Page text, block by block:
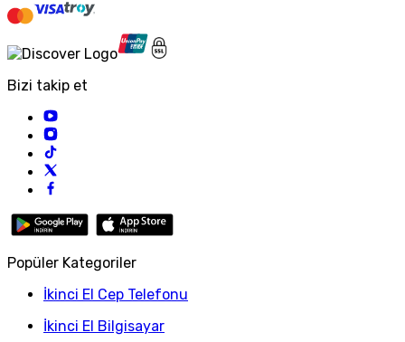
Bizi takip et
Popüler Kategoriler
İkinci El Cep Telefonu
İkinci El Bilgisayar